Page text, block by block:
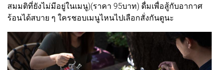
สมมติที่ยังไม่มีอยู่ในเมนู)(ราคา 95บาท) ดื่มเพื่อสู้กับอากาศ
ร้อนได้สบาย ๆ ใครชอบเมนูไหนไปเลือกสั่งกันดูนะ